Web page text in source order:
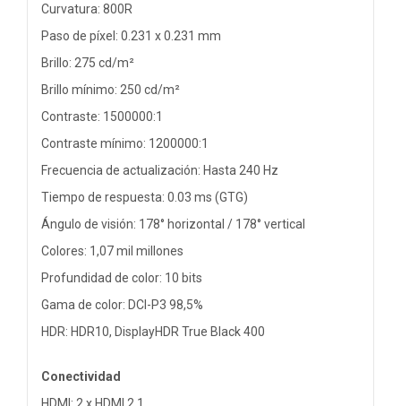
Curvatura: 800R
Paso de píxel: 0.231 x 0.231 mm
Brillo: 275 cd/m²
Brillo mínimo: 250 cd/m²
Contraste: 1500000:1
Contraste mínimo: 1200000:1
Frecuencia de actualización: Hasta 240 Hz
Tiempo de respuesta: 0.03 ms (GTG)
Ángulo de visión: 178° horizontal / 178° vertical
Colores: 1,07 mil millones
Profundidad de color: 10 bits
Gama de color: DCI-P3 98,5%
HDR: HDR10, DisplayHDR True Black 400
Conectividad
HDMI: 2 x HDMI 2.1